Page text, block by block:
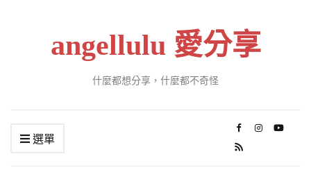
angellulu 愛分享
什麼都想分享，什麼都不奇怪
選單